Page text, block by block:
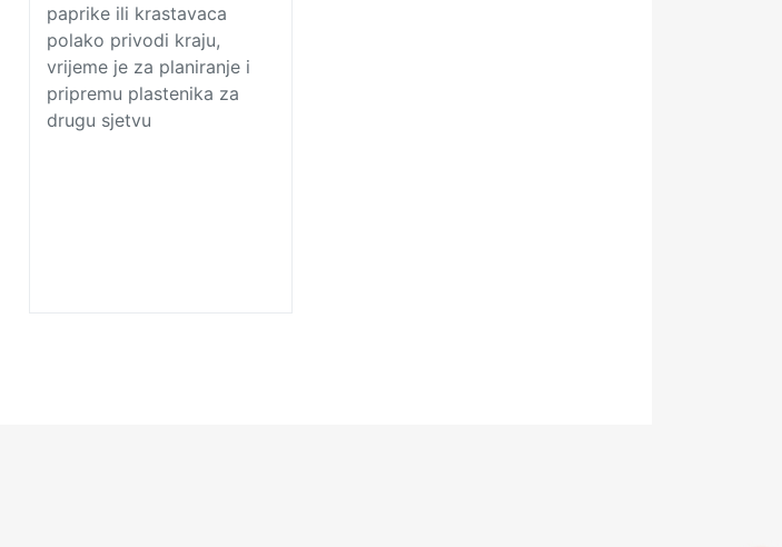
paprike ili krastavaca
polako privodi kraju,
vrijeme je za planiranje i
pripremu plastenika za
drugu sjetvu